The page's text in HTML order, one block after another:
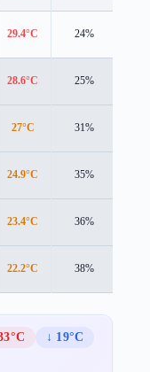
29.4°C 24%
28.6°C 25%
27°C 31%
24.9°C 35%
23.4°C 36%
22.2°C 38%
↓ 19°C